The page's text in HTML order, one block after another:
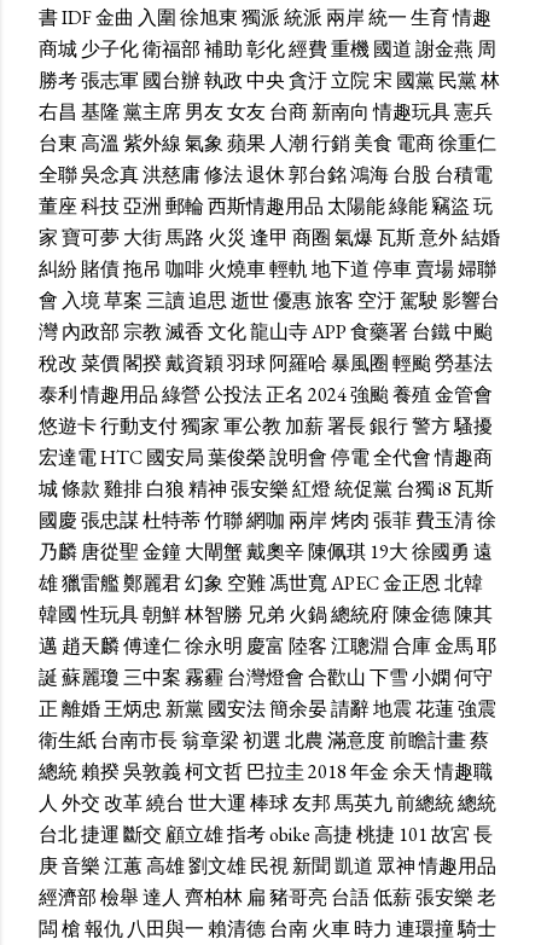
書IDF金曲 入圍徐旭東獨派統派 兩岸統一生育情趣
商城少子化衛福部補助彰化經費重機國道謝金燕 周
勝考張志軍國台辦執政中央貪汙立院宋 國黨民黨林
右昌 基隆黨主席男友女友台商新南向 情趣玩具憲兵
台東高溫 紫外線氣象蘋果 人潮行銷美食 電商徐重仁
全聯吳念真洪慈庸修法退休郭台銘鴻海台股 台積電
董座科技亞洲郵輪西斯情趣用品 太陽能綠能竊盜玩
家寶可夢大街馬路 火災 逢甲 商圈氣爆瓦斯意外結婚
糾紛賭債拖吊 咖啡火燒車輕軌地下道停車賣場婦聯
會 入境草案三讀追思逝世優惠旅客 空汙駕駛影響台
灣內政部宗教滅香文化龍山寺APP食藥署台鐵中颱
稅改菜價閣揆戴資穎羽球阿羅哈暴風圈輕颱勞基法
泰利情趣用品綠營公投法正名 2024強颱養殖金管會
悠遊卡行動支付獨家軍公教 加薪署長銀行警方騷擾
宏達電HTC國安局葉俊榮說明會停電全代會情趣商
城條款雞排白狼精神張安樂紅燈統促黨台獨i8瓦斯
國慶張忠謀杜特蒂竹聯網咖 兩岸烤肉張菲費玉清徐
乃麟唐從聖金鐘大閘蟹戴奧辛陳佩琪 19大徐國勇 遠
雄獵雷艦鄭麗君幻象 空難馮世寬APEC金正恩北韓
韓國性玩具朝鮮林智勝 兄弟 火鍋總統府陳金德陳其
邁 趙天麟傅達仁徐永明 慶富 陸客江聰淵合庫金馬耶
誕蘇麗瓊三中案霧霾 台灣燈會合歡山下雪小嫻何守
正離婚王炳忠 新黨國安法簡余晏請辭地震花蓮強震
衛生紙台南市長翁章梁初選北農滿意度前瞻計畫蔡
總統賴揆吳敦義柯文哲巴拉圭2018年金余天情趣職
人 外交改革繞台 世大運棒球友邦馬英九前總統總統
台北捷運斷交 顧立雄指考obike高捷桃捷 101故宮長
庚音樂江蕙高雄劉文雄民視新聞凱道 眾神情趣用品
經濟部檢舉達人 齊柏林 扁豬哥亮台語低薪張安樂老
闆槍報仇 八田與一賴清德台南火車時力 連環撞騎士